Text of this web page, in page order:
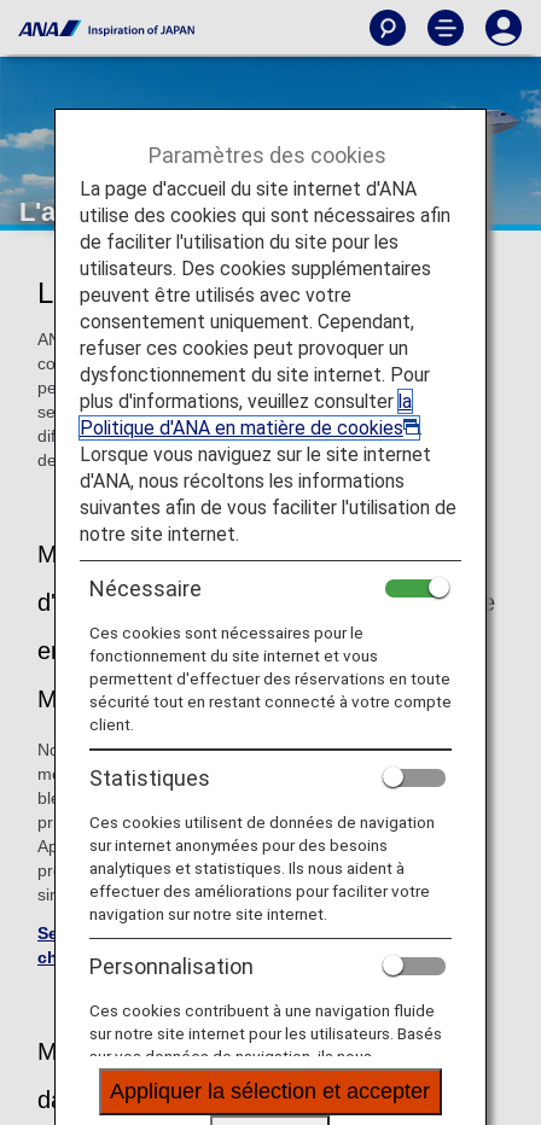
L'approche d'ANA
L'approche d'ANA
ANA s'efforce de proposer des vols agréables et
confortables à tous ses passagers et notamment aux
personnes qui ont besoin d'une assistance, tels que les
seniors ou les personnes en situation de handicap. Les
différents services fournis par ANA sont présentés ci-
dessous.
Mise en place du « Service
d'enregistrement des informations de prise
en charge » pour les membres de l'ANA
Mileage Club
Nous proposons désormais un service qui permet aux
membres de l'ANA Mileage Club souffrant de maladies, de
blessures ou d'invalidités d'enregistrer les informations de
prise en charge dont ils auront besoin pour leur voyage.
Après avoir utilisé ce service, vous pourrez bénéficier d'un
processus de réservation plus simple en indiquant
simplement votre numéro d'adhérent ANA Mileage Club.
Service d'enregistrement des informations de prise en
charge
Mise à disposition de fauteuils roulants
dans les aéroports
Paramètres des cookies
La page d'accueil du site internet d'ANA
utilise des cookies qui sont nécessaires afin
de faciliter l'utilisation du site pour les
utilisateurs. Des cookies supplémentaires
peuvent être utilisés avec votre
consentement uniquement. Cependant,
refuser ces cookies peut provoquer un
dysfonctionnement du site internet. Pour
plus d'informations, veuillez consulter la
Politique d'ANA en matière de cookies
.
Lorsque vous naviguez sur le site internet
d'ANA, nous récoltons les informations
suivantes afin de vous faciliter l'utilisation de
notre site internet.
Nécessaire
Ces cookies sont nécessaires pour le
fonctionnement du site internet et vous
permettent d'effectuer des réservations en toute
sécurité tout en restant connecté à votre compte
client.
Statistiques
Ces cookies utilisent de données de navigation
sur internet anonymées pour des besoins
analytiques et statistiques. Ils nous aident à
effectuer des améliorations pour faciliter votre
navigation sur notre site internet.
Personnalisation
Ces cookies contribuent à une navigation fluide
sur notre site internet pour les utilisateurs. Basés
sur vos données de navigation, ils nous
permettent de fournir du contenu qui correspond
à vos intérêts personnels à travers nos sites
Appliquer la sélection et accepter